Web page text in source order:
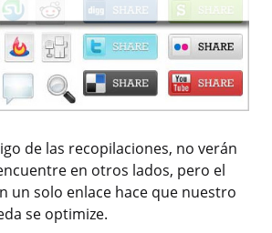
de las recopilaciones, no verán
en otros lados, pero el
un solo enlace hace que nuestro
se optimize.